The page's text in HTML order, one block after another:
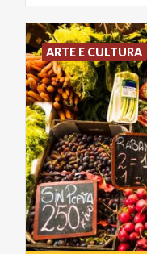
ARTE E CULTURA